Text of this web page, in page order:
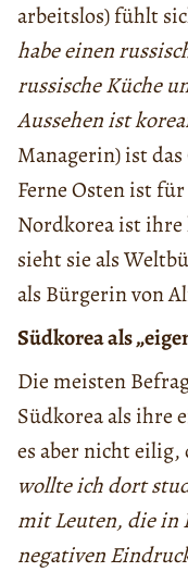
arbeitslos) fühlt
habe einen
russische Küche
Aussehen ist
Managerin) ist
Ferne Osten ist
Nordkorea ist
sieht sie als
als Bürgerin von
Südkorea als
Die meisten
Südkorea als ihre
es aber nicht
wollte ich dort
mit Leuten, die in
negativen